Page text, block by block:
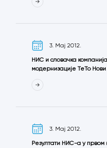
3. Мај 2012.
НИС и словачка
модернизације ТеТо
3. Мај 2012.
Резултати НИС-а у првом